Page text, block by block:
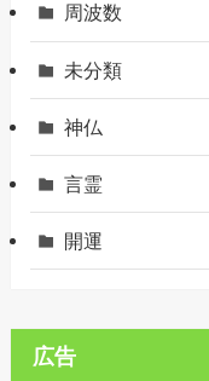
周波数
未分類
神仏
言霊
開運
広告